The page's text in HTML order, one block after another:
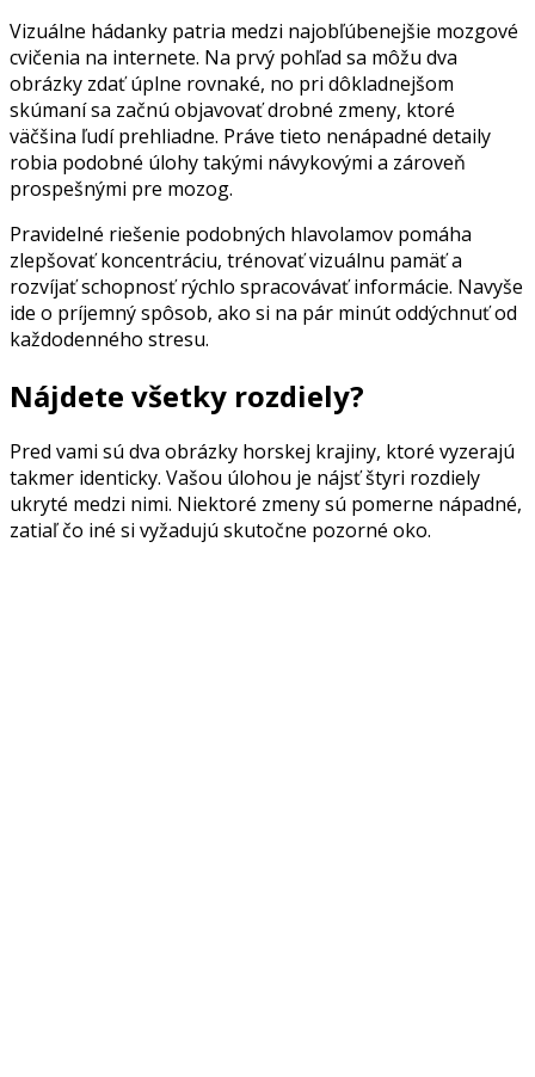
Vizuálne hádanky patria medzi najobľúbenejšie mozgové
cvičenia na internete. Na prvý pohľad sa môžu dva
obrázky zdať úplne rovnaké, no pri dôkladnejšom
skúmaní sa začnú objavovať drobné zmeny, ktoré
väčšina ľudí prehliadne. Práve tieto nenápadné detaily
robia podobné úlohy takými návykovými a zároveň
prospešnými pre mozog.
Pravidelné riešenie podobných hlavolamov pomáha
zlepšovať koncentráciu, trénovať vizuálnu pamäť a
rozvíjať schopnosť rýchlo spracovávať informácie. Navyše
ide o príjemný spôsob, ako si na pár minút oddýchnuť od
každodenného stresu.
Nájdete všetky rozdiely?
Pred vami sú dva obrázky horskej krajiny, ktoré vyzerajú
takmer identicky. Vašou úlohou je nájsť štyri rozdiely
ukryté medzi nimi. Niektoré zmeny sú pomerne nápadné,
zatiaľ čo iné si vyžadujú skutočne pozorné oko.